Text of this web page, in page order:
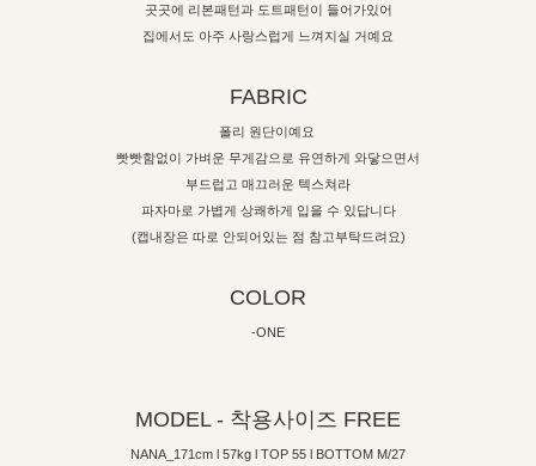
곳곳에 리본패턴과 도트패턴이 들어가있어
집에서도 아주 사랑스럽게 느껴지실 거예요
FABRIC
폴리 원단이예요
빳빳함없이 가벼운 무게감으로 유연하게 와닿으면서
부드럽고 매끄러운 텍스쳐라
파자마로 가볍게 상쾌하게 입을 수 있답니다
(캡내장은 따로 안되어있는 점 참고부탁드려요)
COLOR
-ONE
MODEL - 착용사이즈 FREE
NANA_171cm l 57kg l TOP 55 l BOTTOM M/27